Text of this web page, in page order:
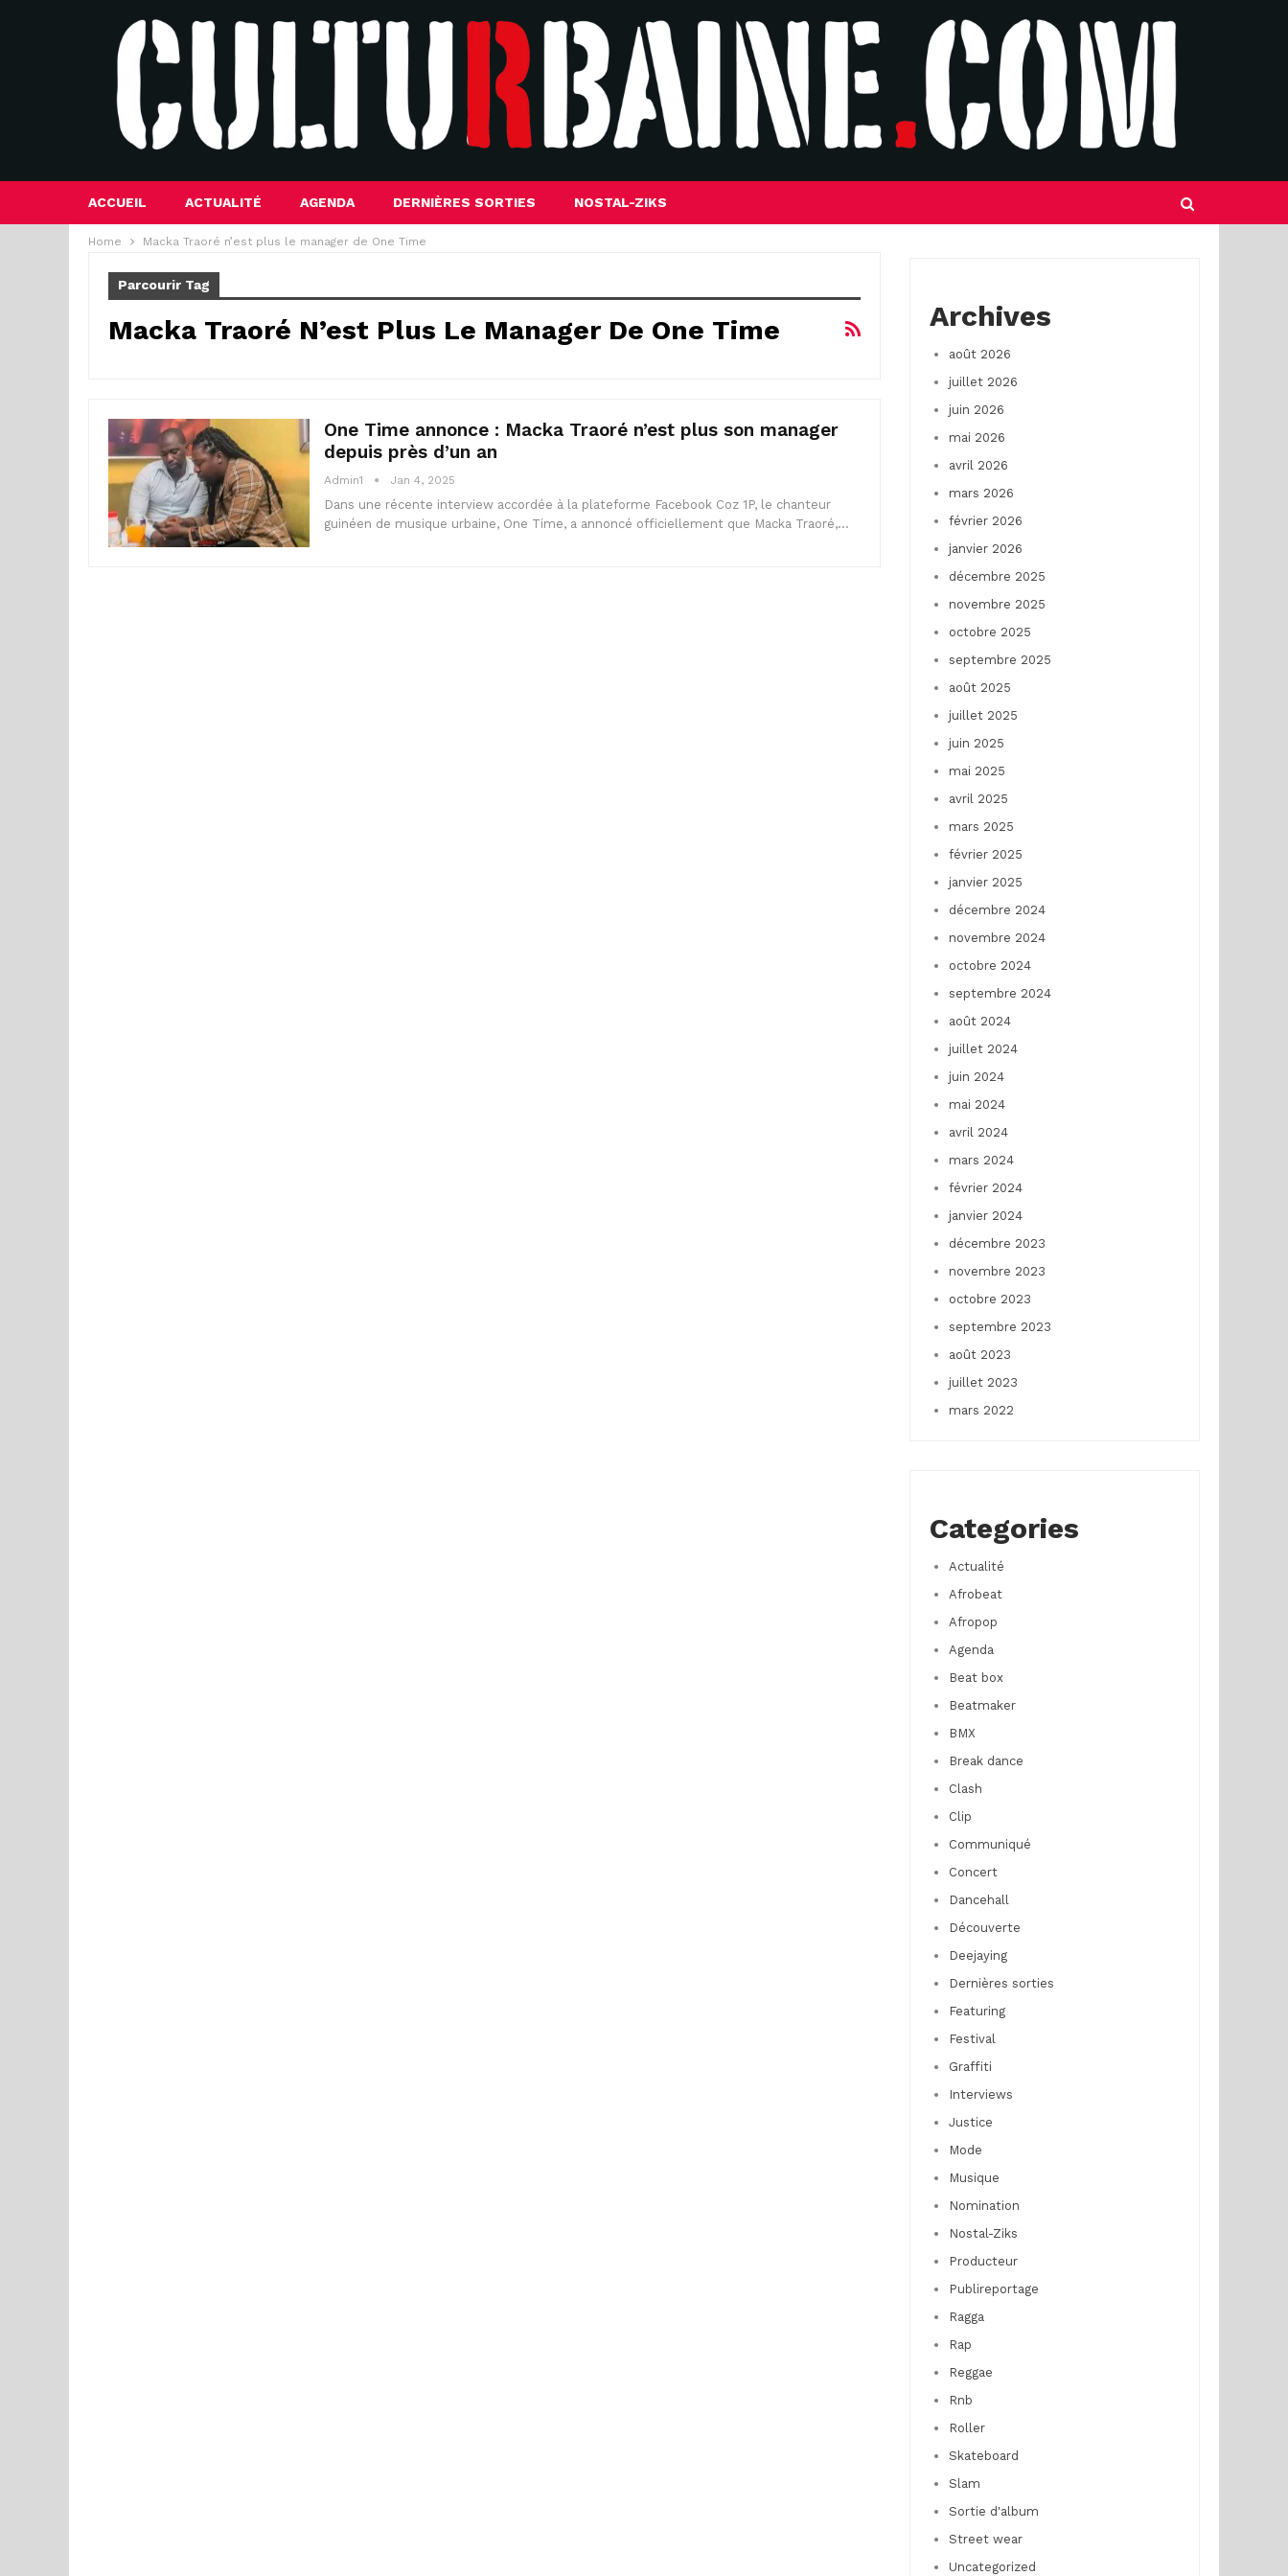
ACCUEIL ACTUALITÉ AGENDA DERNIÈRES SORTIES NOSTAL-ZIKS
Home Macka Traoré n’est plus le manager de One Time
Parcourir Tag
Macka Traoré N’est Plus Le Manager De One Time
One Time annonce : Macka Traoré n’est plus son manager
depuis près d’un an
Admin1 Jan 4, 2025
Dans une récente interview accordée à la plateforme Facebook Coz 1P, le chanteur
guinéen de musique urbaine, One Time, a annoncé officiellement que Macka Traoré,…
Archives
août 2026
juillet 2026
juin 2026
mai 2026
avril 2026
mars 2026
février 2026
janvier 2026
décembre 2025
novembre 2025
octobre 2025
septembre 2025
août 2025
juillet 2025
juin 2025
mai 2025
avril 2025
mars 2025
février 2025
janvier 2025
décembre 2024
novembre 2024
octobre 2024
septembre 2024
août 2024
juillet 2024
juin 2024
mai 2024
avril 2024
mars 2024
février 2024
janvier 2024
décembre 2023
novembre 2023
octobre 2023
septembre 2023
août 2023
juillet 2023
mars 2022
Categories
Actualité
Afrobeat
Afropop
Agenda
Beat box
Beatmaker
BMX
Break dance
Clash
Clip
Communiqué
Concert
Dancehall
Découverte
Deejaying
Dernières sorties
Featuring
Festival
Graffiti
Interviews
Justice
Mode
Musique
Nomination
Nostal-Ziks
Producteur
Publireportage
Ragga
Rap
Reggae
Rnb
Roller
Skateboard
Slam
Sortie d'album
Street wear
Uncategorized